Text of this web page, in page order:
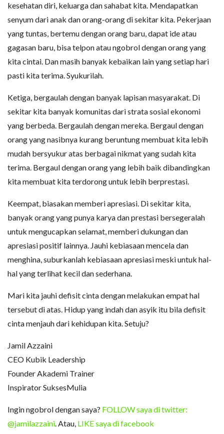
kesehatan diri, keluarga dan sahabat kita. Mendapatkan
senyum dari anak dan orang-orang di sekitar kita. Pekerjaan
yang tuntas, bertemu dengan orang baru, dapat ide atau
gagasan baru, bisa telpon atau ngobrol dengan orang yang
kita cintai. Dan masih banyak kebaikan lain yang setiap hari
pasti kita terima. Syukurilah.
Ketiga, bergaulah dengan banyak lapisan masyarakat. Di
sekitar kita banyak komunitas dari strata sosial ekonomi
yang berbeda. Bergaulah dengan mereka. Bergaul dengan
orang yang nasibnya kurang beruntung membuat kita lebih
mudah bersyukur atas berbagai nikmat yang sudah kita
terima. Bergaul dengan orang yang lebih baik dibandingkan
kita membuat kita terdorong untuk lebih berprestasi.
Keempat, biasakan memberi apresiasi. Di sekitar kita,
banyak orang yang punya karya dan prestasi bersegeralah
untuk mengucapkan selamat, memberi dukungan dan
apresiasi positif lainnya. Jauhi kebiasaan mencela dan
menghina, suburkanlah kebiasaan apresiasi meski untuk hal-
hal yang terlihat kecil dan sederhana.
Mari kita jauhi defisit cinta dengan melakukan empat hal
tersebut di atas. Hidup yang indah dan asyik itu bila defisit
cinta menjauh dari kehidupan kita. Setuju?
Jamil Azzaini
CEO Kubik Leadership
Founder Akademi Trainer
Inspirator SuksesMulia
Ingin ngobrol dengan saya? FOLLOW saya di twitter:
@jamilazzaini. Atau, LIKE saya di facebook